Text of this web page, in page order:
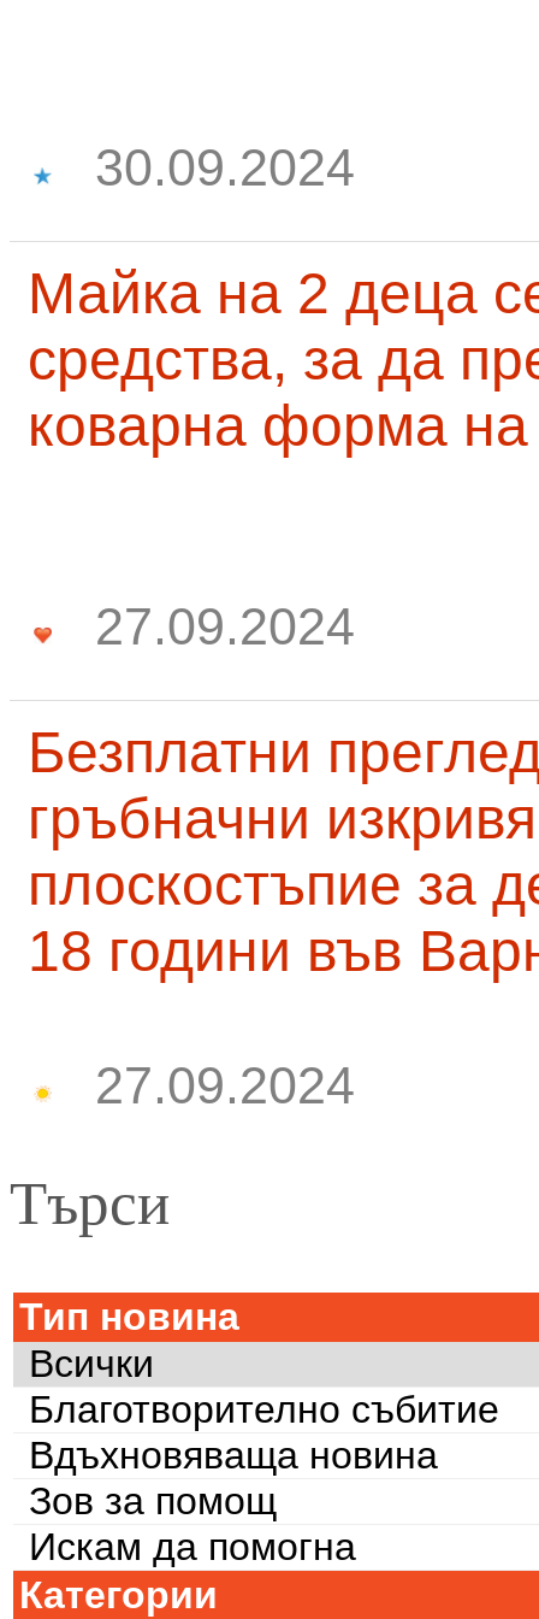
30.09.2024
Майка на 2 деца
средства, за да
коварна форма на
27.09.2024
Безплатни
гръбначни
плоскостъпие за
18 години във
27.09.2024
Търси
Тип новина
Всички
Благотворително събитие
Вдъхновяваща новина
Зов за помощ
Искам да помогна
Категории